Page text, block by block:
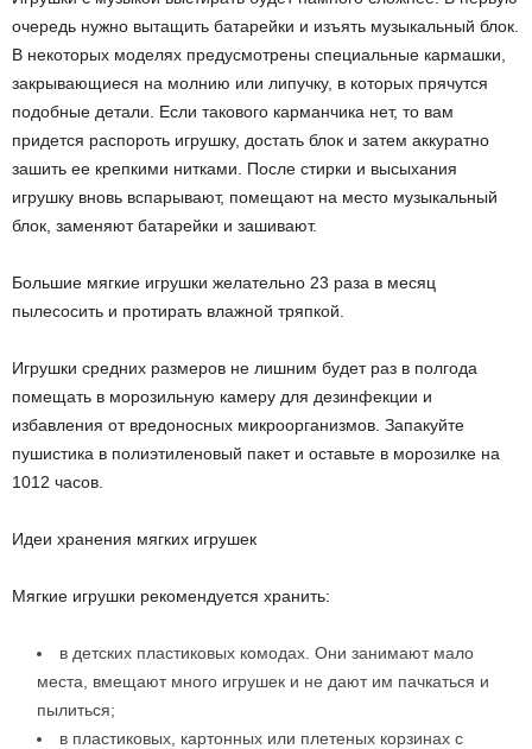
очередь нужно вытащить батарейки и изъять музыкальный блок.
В некоторых моделях предусмотрены специальные кармашки,
закрывающиеся на молнию или липучку, в которых прячутся
подобные детали. Если такового карманчика нет, то вам
придется распороть игрушку, достать блок и затем аккуратно
зашить ее крепкими нитками. После стирки и высыхания
игрушку вновь вспарывают, помещают на место музыкальный
блок, заменяют батарейки и зашивают.
Большие мягкие игрушки желательно 2­3 раза в месяц
пылесосить и протирать влажной тряпкой.
Игрушки средних размеров не лишним будет раз в полгода
помещать в морозильную камеру для дезинфекции и
избавления от вредоносных микроорганизмов. Запакуйте
пушистика в полиэтиленовый пакет и оставьте в морозилке на
10­12 часов.
Идеи хранения мягких игрушек
Мягкие игрушки рекомендуется хранить:
в детских пластиковых комодах. Они занимают мало
места, вмещают много игрушек и не дают им пачкаться и
пылиться;
в пластиковых, картонных или плетеных корзинах с